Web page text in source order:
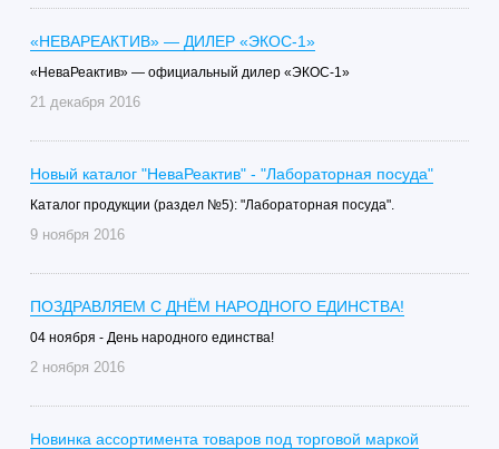
«НЕВАРЕАКТИВ» — ДИЛЕР «ЭКОС-1»
«НеваРеактив» — официальный дилер «ЭКОС-1»
21 декабря 2016
Новый каталог "НеваРеактив" - "Лабораторная посуда"
Каталог продукции (раздел №5): "Лабораторная посуда".
9 ноября 2016
ПОЗДРАВЛЯЕМ С ДНЁМ НАРОДНОГО ЕДИНСТВА!
04 ноября - День народного единства!
2 ноября 2016
Новинка ассортимента товаров под торговой маркой